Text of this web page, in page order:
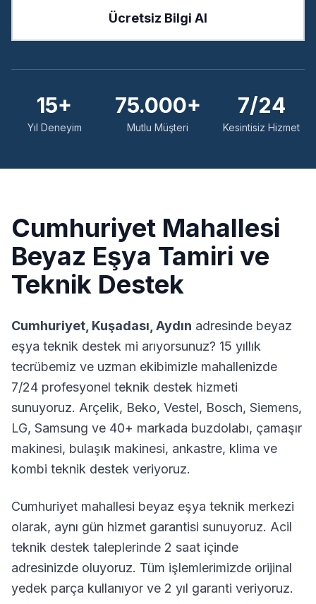
Ücretsiz Bilgi Al
15+
Yıl Deneyim
75.000+
Mutlu Müşteri
7/24
Kesintisiz Hizmet
Cumhuriyet Mahallesi
Beyaz Eşya Tamiri ve
Teknik Destek
Cumhuriyet Kuşadası Aydın adresinde beyaz
eşya teknik destek mi arıyorsunuz? 15 yıllık
tecrübemiz ve uzman ekibimizle mahallenizde
7/24 profesyonel teknik destek hizmeti
sunuyoruz. Arçelik, Beko, Vestel, Bosch, Siemens,
LG, Samsung ve 40+ markada buzdolabı, çamaşır
makinesi, bulaşık makinesi, ankastre, klima ve
kombi teknik destek veriyoruz.
Cumhuriyet mahallesi beyaz eşya teknik merkezi
olarak, aynı gün hizmet garantisi sunuyoruz. Acil
teknik destek taleplerinde 2 saat içinde
adresinizde oluyoruz. Tüm işlemlerimizde orijinal
yedek parça kullanıyor ve 2 yıl garanti veriyoruz.